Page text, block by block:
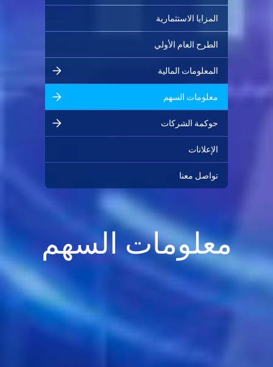
المزايا الاستثمارية
الطرح العام الأولي
المعلومات المالية
معلومات السهم
حوكمة الشركات
الإعلانات
تواصل معنا
معلومات السهم